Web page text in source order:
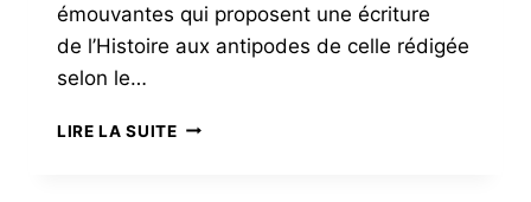
émouvantes qui proposent une écriture
de l’Histoire aux antipodes de celle rédigée
selon le…
LIRE LA SUITEKRIS,